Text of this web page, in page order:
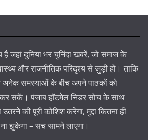
जहां दुनिया भर चुनिंदा खबरें, जो समाज के
और राजनीतिक परिदृश्य से जुड़ी हों। ताकि
अनेक समस्याओं के बीच अपने पाठकों को
कर सकें। पंजाब हॉटमेल निडर सोच के साथ
की पूरी कोशिश करेगा, मुद्दा कितना ही
ना झुकेगा – सच सामने लाएगा।